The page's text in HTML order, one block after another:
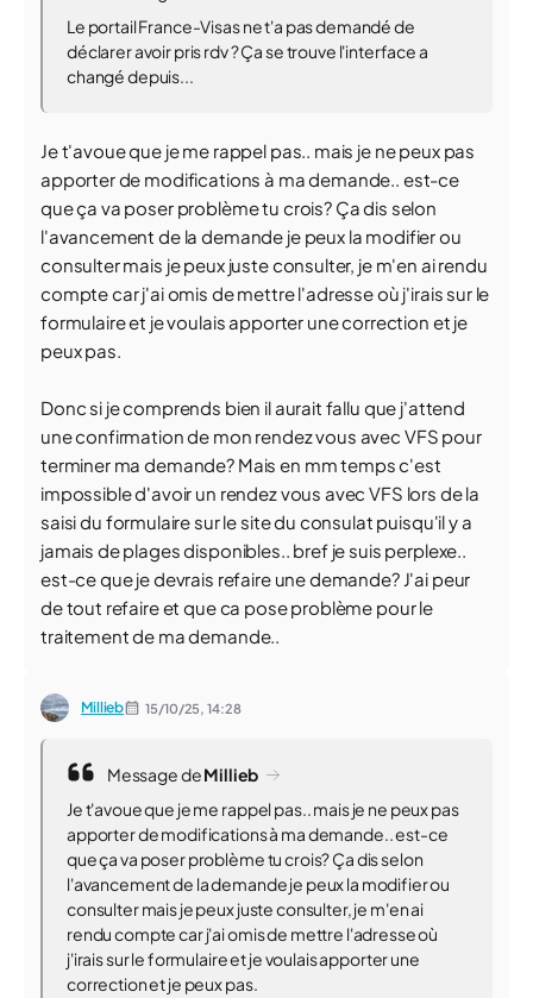
Le portail France-Visas ne t'a pas demandé de
déclarer avoir pris rdv ? Ça se trouve l'interface a
changé depuis...
Je t'avoue que je me rappel pas.. mais je ne peux pas
apporter de modifications à ma demande.. est-ce
que ça va poser problème tu crois? Ça dis selon
l'avancement de la demande je peux la modifier ou
consulter mais je peux juste consulter, je m'en ai rendu
compte car j'ai omis de mettre l'adresse où j'irais sur le
formulaire et je voulais apporter une correction et je
peux pas.
Donc si je comprends bien il aurait fallu que j'attend
une confirmation de mon rendez vous avec VFS pour
terminer ma demande? Mais en mm temps c'est
impossible d'avoir un rendez vous avec VFS lors de la
saisi du formulaire sur le site du consulat puisqu'il y a
jamais de plages disponibles.. bref je suis perplexe..
est-ce que je devrais refaire une demande? J'ai peur
de tout refaire et que ca pose problème pour le
traitement de ma demande..
Millieb 15/10/25,14:28
Message deMillieb
Je t'avoue que je me rappel pas.. mais je ne peux pas
apporter de modifications à ma demande.. est-ce
que ça va poser problème tu crois? Ça dis selon
l'avancement de la demande je peux la modifier ou
consulter mais je peux juste consulter, je m'en ai
rendu compte car j'ai omis de mettre l'adresse où
j'irais sur le formulaire et je voulais apporter une
correction et je peux pas.